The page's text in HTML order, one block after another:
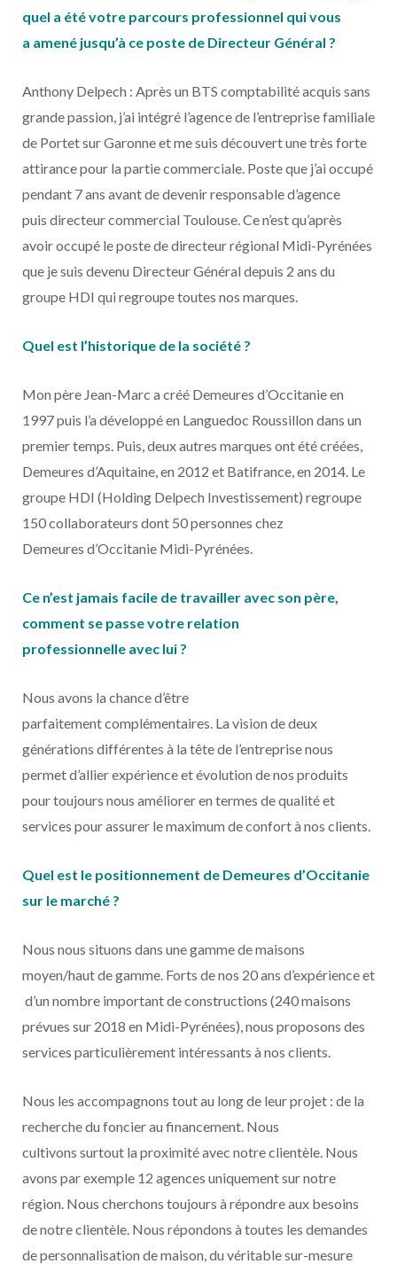
quel a été votre parcours professionnel qui vous
a amené jusqu’à ce poste de Directeur Général ?
Anthony Delpech : Après un BTS comptabilité acquis sans
grande passion, j’ai intégré l’agence de l’entreprise familiale
de Portet sur Garonne et me suis découvert une très forte
attirance pour la partie commerciale. Poste que j’ai occupé
pendant 7 ans avant de devenir responsable d’agence
puis directeur commercial Toulouse. Ce n’est qu’après
avoir occupé le poste de directeur régional Midi-Pyrénées
que je suis devenu Directeur Général depuis 2 ans du
groupe HDI qui regroupe toutes nos marques.
Quel est l’historique de la société ?
Mon père Jean-Marc a créé Demeures d’Occitanie en
1997 puis l’a développé en Languedoc Roussillon dans un
premier temps. Puis, deux autres marques ont été créées,
Demeures d’Aquitaine, en 2012 et Batifrance, en 2014. Le
groupe HDI (Holding Delpech Investissement) regroupe
150 collaborateurs dont 50 personnes chez
Demeures d’Occitanie Midi-Pyrénées.
Ce n’est jamais facile de travailler avec son père,
comment se passe votre relation
professionnelle avec lui ?
Nous avons la chance d’être
parfaitement complémentaires. La vision de deux
générations différentes à la tête de l’entreprise nous
permet d’allier expérience et évolution de nos produits
pour toujours nous améliorer en termes de qualité et
services pour assurer le maximum de confort à nos clients.
Quel est le positionnement de Demeures d’Occitanie
sur le marché ?
Nous nous situons dans une gamme de maisons
moyen/haut de gamme. Forts de nos 20 ans d’expérience et
d’un nombre important de constructions (240 maisons
prévues sur 2018 en Midi-Pyrénées), nous proposons des
services particulièrement intéressants à nos clients.
Nous les accompagnons tout au long de leur projet : de la
recherche du foncier au financement. Nous
cultivons surtout la proximité avec notre clientèle. Nous
avons par exemple 12 agences uniquement sur notre
région. Nous cherchons toujours à répondre aux besoins
de notre clientèle. Nous répondons à toutes les demandes
de personnalisation de maison, du véritable sur-mesure